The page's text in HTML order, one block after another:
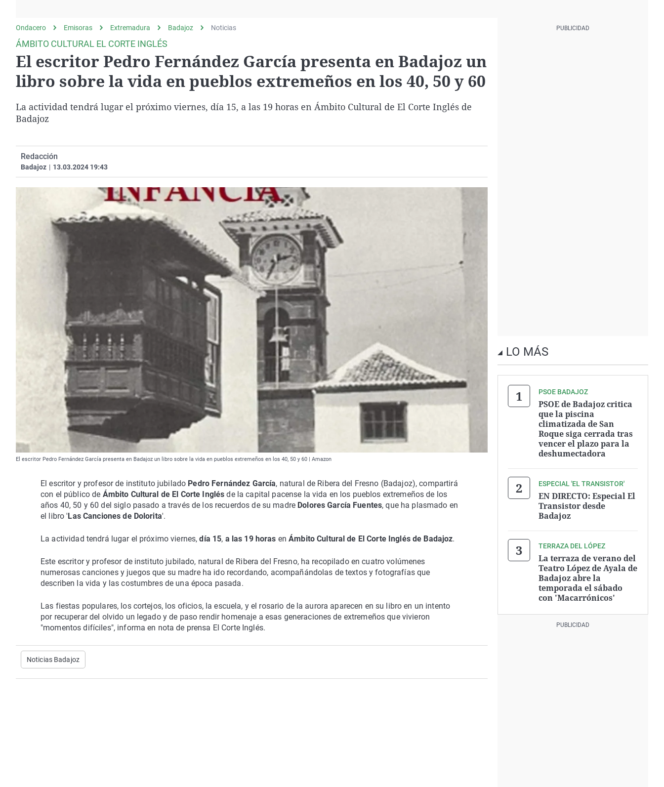
gato
Equipo de investigación
Operación Viuda
Negra
Navarra
Ondacero Emisoras Extremadura Badajoz Noticias
ÁMBITO CULTURAL EL CORTE INGLÉS
El escritor Pedro Fernández García presenta en Badajoz un
libro sobre la vida en pueblos extremeños en los 40, 50 y 60
La actividad tendrá lugar el próximo viernes, día 15, a las 19 horas en Ámbito Cultural de El Corte Inglés de
Badajoz
Redacción
Badajoz | 13.03.2024 19:43
El escritor Pedro Fernández García presenta en Badajoz un libro sobre la vida en pueblos extremeños en los 40, 50 y 60 | Amazon
El escritor y profesor de instituto jubilado Pedro Fernández García, natural de Ribera del Fresno (Badajoz), compartirá
con el público de Ámbito Cultural de El Corte Inglés de la capital pacense la vida en los pueblos extremeños de los
años 40, 50 y 60 del siglo pasado a través de los recuerdos de su madreDolores García Fuentes, que ha plasmado en
el libro ' Las Canciones de Dolorita'.
La actividad tendrá lugar el próximo viernes,día 15, a las 19 horas enÁmbito Cultural de El Corte Inglés de Badajoz.
Este escritor y profesor de instituto jubilado, natural de Ribera del Fresno, ha recopilado en cuatro volúmenes
numerosas canciones y juegos que su madre ha ido recordando, acompañándolas de textos y fotografías que
describen la vida y las costumbres de una época pasada.
Las fiestas populares, los cortejos, los oficios, la escuela, y el rosario de la aurora aparecen en su libro en un intento
por recuperar del olvido un legado y de paso rendir homenaje a esas generaciones de extremeños que vivieron
"momentos difíciles", informa en nota de prensa El Corte Inglés.
Noticias Badajoz
LO MÁS
PSOE BADAJOZ
PSOE de Badajoz critica
que la piscina
climatizada de San
Roque siga cerrada tras
vencer el plazo para la
deshumectadora
ESPECIAL 'EL TRANSISTOR'
EN DIRECTO: Especial El
Transistor desde
Badajoz
TERRAZA DEL LÓPEZ
La terraza de verano del
Teatro López de Ayala de
Badajoz abre la
temporada el sábado
con 'Macarrónicos'